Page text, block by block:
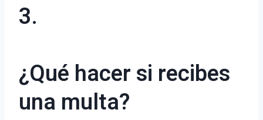
3.
¿Qué hacer si recibes
una multa?